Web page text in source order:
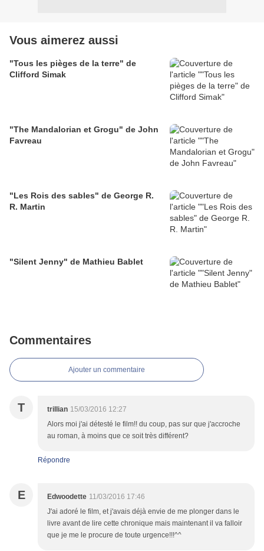
Vous aimerez aussi
"Tous les pièges de la terre" de
Clifford Simak
"The Mandalorian et Grogu" de John
Favreau
"Les Rois des sables" de George R.
R. Martin
"Silent Jenny" de Mathieu Bablet
Commentaires
Ajouter un commentaire
T trillian 15/03/2016 12:27
Alors moi j'ai détesté le film!! du coup, pas sur que j'accroche
au roman, à moins que ce soit très différent?
Répondre
E Edwoodette 11/03/2016 17:46
J'ai adoré le film, et j'avais déjà envie de me plonger dans le
livre avant de lire cette chronique mais maintenant il va falloir
que je me le procure de toute urgence!!!^^